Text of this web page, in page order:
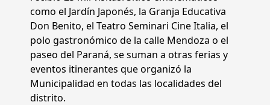
como el Jardín Japonés, la Granja Educativa
Don Benito, el Teatro Seminari Cine Italia, el
polo gastronómico de la calle Mendoza o el
paseo del Paraná, se suman a otras ferias y
eventos itinerantes que organizó la
Municipalidad en todas las localidades del
distrito.